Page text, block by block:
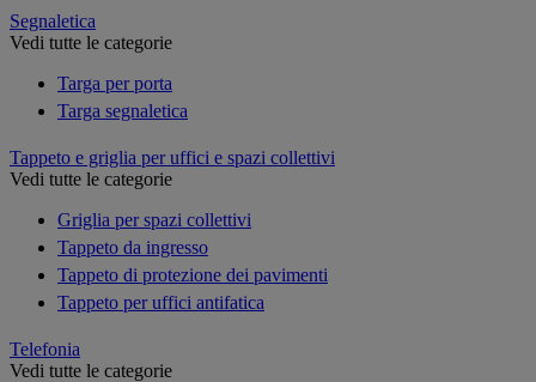
Segnaletica
Vedi tutte le categorie
Targa per porta
Targa segnaletica
Tappeto e griglia per uffici e spazi collettivi
Vedi tutte le categorie
Griglia per spazi collettivi
Tappeto da ingresso
Tappeto di protezione dei pavimenti
Tappeto per uffici antifatica
Telefonia
Vedi tutte le categorie